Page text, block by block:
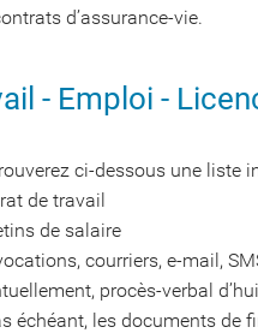
d’assurance-vie.
- Emploi -
ci-dessous une liste
de travail
de salaire
courriers, e-mail,
procès-verbal
échéant, les documents de